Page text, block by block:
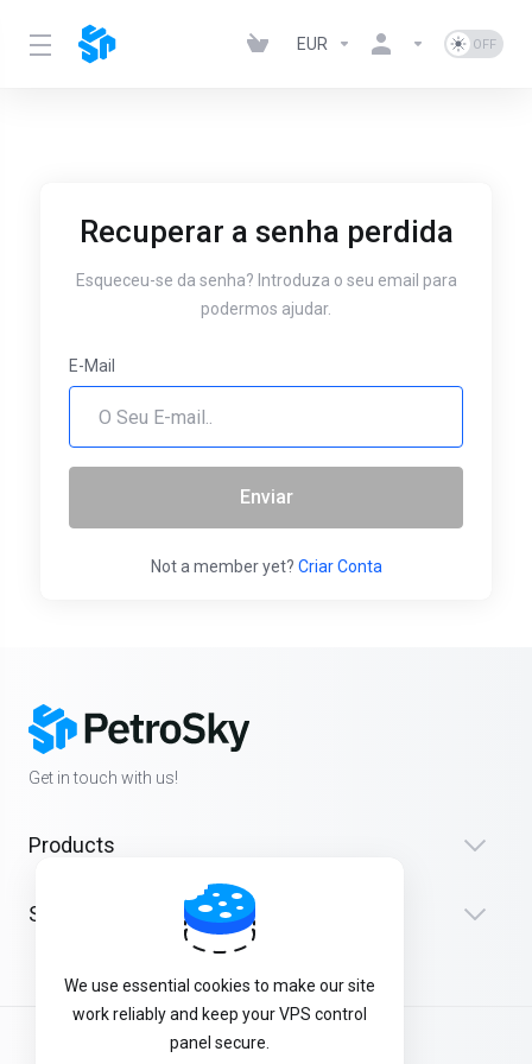
EUR
Recuperar a senha perdida
Esqueceu-se da senha? Introduza o seu email para
podermos ajudar.
E-Mail
Enviar
Not a member yet? Criar Conta
Get in touch with us!
Products
Suporte
Português
We use essential cookies to make our site
work reliably and keep your VPS control
panel secure.